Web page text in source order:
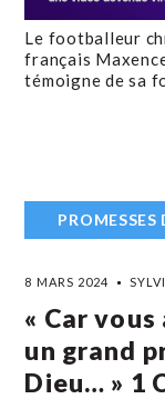
Le footballeur
français
témoigne de sa
PROMESSES
8 MARS 2024
« Car
un grand
Dieu… » 1